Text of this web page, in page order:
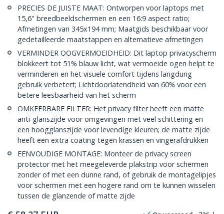
PRECIES DE JUISTE MAAT: Ontworpen voor laptops met
15,6" breedbeeldschermen en een 16:9 aspect ratio;
Afmetingen van 345x194 mm; Maatgids beschikbaar voor
gedetailleerde maatstappen en alternatieve afmetingen
VERMINDER OOGVERMOEIDHEID: Dit laptop privacyscherm
blokkeert tot 51% blauw licht, wat vermoeide ogen helpt te
verminderen en het visuele comfort tijdens langdurig
gebruik verbetert; Lichtdoorlatendheid van 60% voor een
betere leesbaarheid van het scherm
OMKEERBARE FILTER: Het privacy filter heeft een matte
anti-glanszijde voor omgevingen met veel schittering en
een hoogglanszijde voor levendige kleuren; de matte zijde
heeft een extra coating tegen krassen en vingerafdrukken
EENVOUDIGE MONTAGE: Monteer de privacy screen
protector met het meegeleverde plakstrip voor schermen
zonder of met een dunne rand, of gebruik de montagelipjes
voor schermen met een hogere rand om te kunnen wisselen
tussen de glanzende of matte zijde